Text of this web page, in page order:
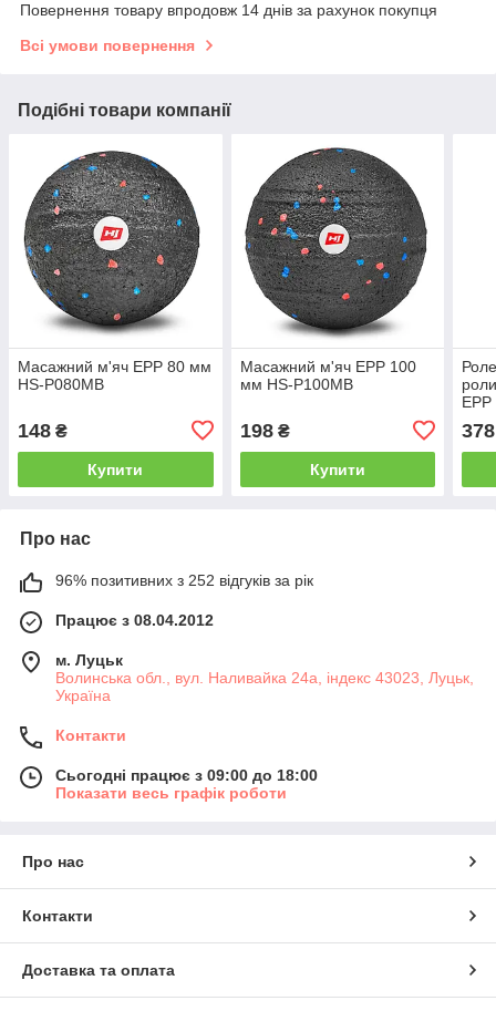
Повернення товару впродовж 14 днів за рахунок покупця
Всі умови повернення
Подібні товари компанії
Масажний м'яч EPP 80 мм
HS-P080MB
148 ₴
Купити
Масажний м'яч EPP 100
мм HS-P100MB
198₴
Купити
378
Про нас
96% позитивних з 252 відгуків за рік
Працює з 08.04.2012
м. Луцьк
Волинська обл., вул. Наливайка 24а, індекс 43023, Луцьк,
Україна
Контакти
Сьогодні працює з 09:00 до 18:00
Показати весь графік роботи
Про нас
Контакти
Доставка та оплата